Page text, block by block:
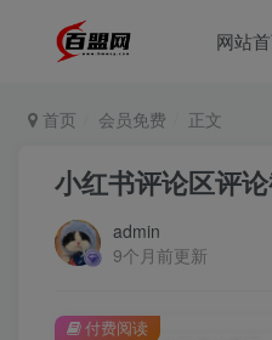
网站
首页 会员免费 正文
小红书评论区评
admin
9个月前更新
付费阅读